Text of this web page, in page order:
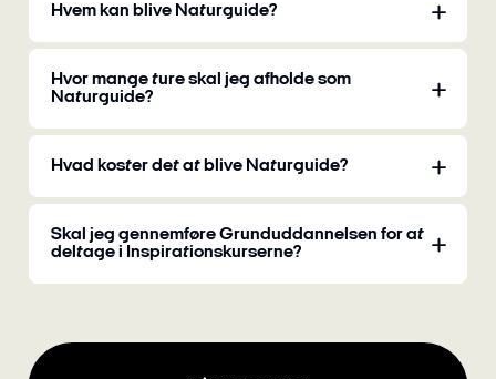
Hvem kan blive Naturguide?
Hvor mange ture skal jeg afholde som
Naturguide?
Hvad koster det at blive Naturguide?
Skal jeg gennemføre Grunduddannelsen for at
deltage i Inspirationskurserne?